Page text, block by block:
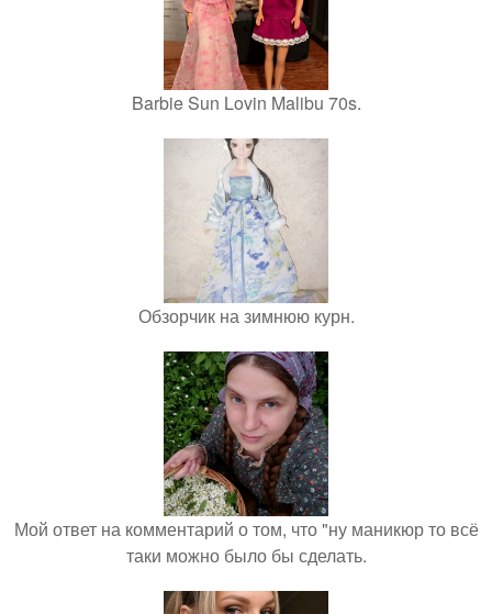
Barbie Sun Lovin Malibu 70s.
Обзорчик на зимнюю курн.
Мой ответ на комментарий о том, что "ну маникюр то всё
таки можно было бы сделать.